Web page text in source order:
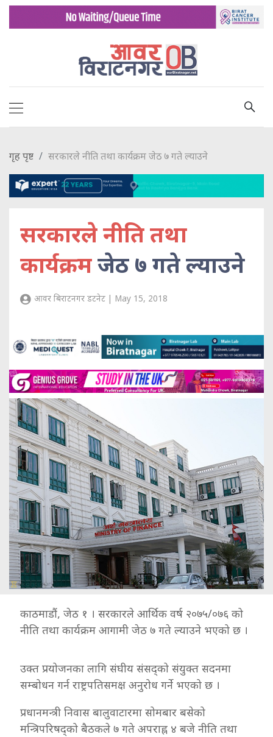
गृह पृष्ट सरकारले नीति तथा कार्यक्रम जेठ ७ गते ल्याउने
सरकारले नीति तथा
कार्यक्रमजेठ ७ गते ल्याउने
आवर बिराटनगर डटनेट | May 15, 2018
काठमाडौं, जेठ १ । सरकारले आर्थिक वर्ष २०७५/०७६ को
नीति तथा कार्यक्रम आगामी जेठ ७ गते ल्याउने भएको छ ।
उक्त प्रयोजनका लागि संघीय संसद्को संयुक्त सदनमा
सम्बोधन गर्न राष्ट्रपतिसमक्ष अनुरोध गर्ने भएको छ ।
प्रधानमन्त्री निवास बालुवाटारमा सोमबार बसेको
मन्त्रिपरिषद्को बैठकले ७ गते अपराह्न ४ बजे नीति तथा